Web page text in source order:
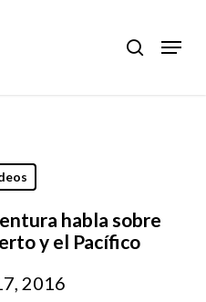
search
Menu
habla sobre
y el Pacífico
2016
Close